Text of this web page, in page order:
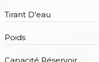
Tirant D'eau
Poids
Capacité Réservoir